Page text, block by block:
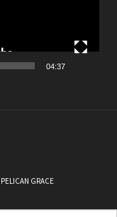
04:37
PELICAN GRACE